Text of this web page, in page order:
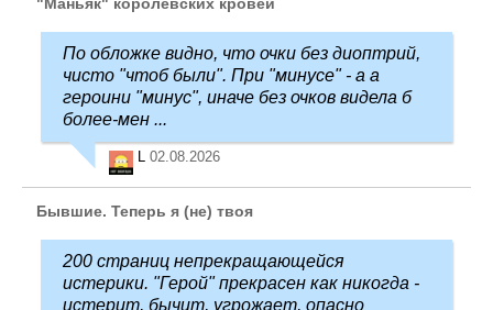
По обложке видно, что очки без диоптрий,
чисто "чтоб были". При "минусе" - а а
героини "минус", иначе без очков видела б
более-мен ...
L 02.08.2026
Бывшие. Теперь я (не) твоя
200 страниц непрекращающейся
истерики. "Герой" прекрасен как никогда -
истерит, бычит, угрожает, опасно